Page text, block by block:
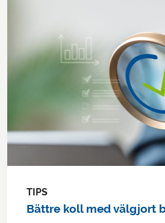
TIPS
Bättre koll med välgjort